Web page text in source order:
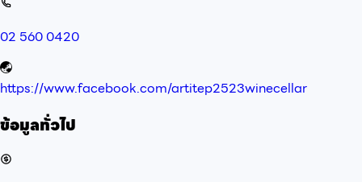
02 560 0420
https://www.facebook.com/artitep2523winecellar
ข้อมูลทั่วไป